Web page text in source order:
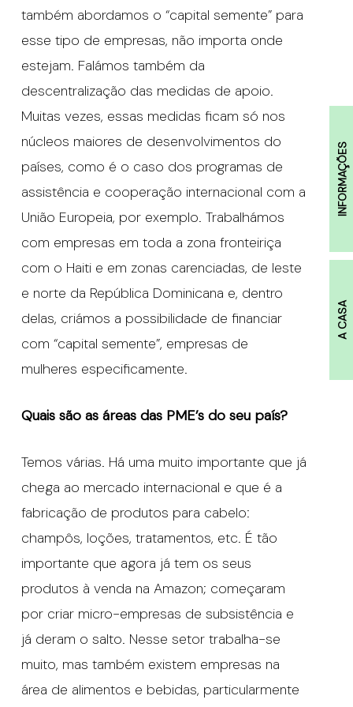
INFORMAÇÕES
A CASA
também abordamos o “capital semente” para
esse tipo de empresas, não importa onde
estejam. Falámos também da
descentralização das medidas de apoio.
Muitas vezes, essas medidas ficam só nos
núcleos maiores de desenvolvimentos do
países, como é o caso dos programas de
assistência e cooperação internacional com a
União Europeia, por exemplo. Trabalhámos
com empresas em toda a zona fronteiriça
com o Haiti e em zonas carenciadas, de leste
e norte da República Dominicana e, dentro
delas, criámos a possibilidade de financiar
com “capital semente”, empresas de
mulheres especificamente.
Quais são as áreas das PME’s do seu país?
Temos várias. Há uma muito importante que já
chega ao mercado internacional e que é a
fabricação de produtos para cabelo:
champôs, loções, tratamentos, etc. É tão
importante que agora já tem os seus
produtos à venda na Amazon; começaram
por criar micro-empresas de subsistência e
já deram o salto. Nesse setor trabalha-se
muito, mas também existem empresas na
área de alimentos e bebidas, particularmente